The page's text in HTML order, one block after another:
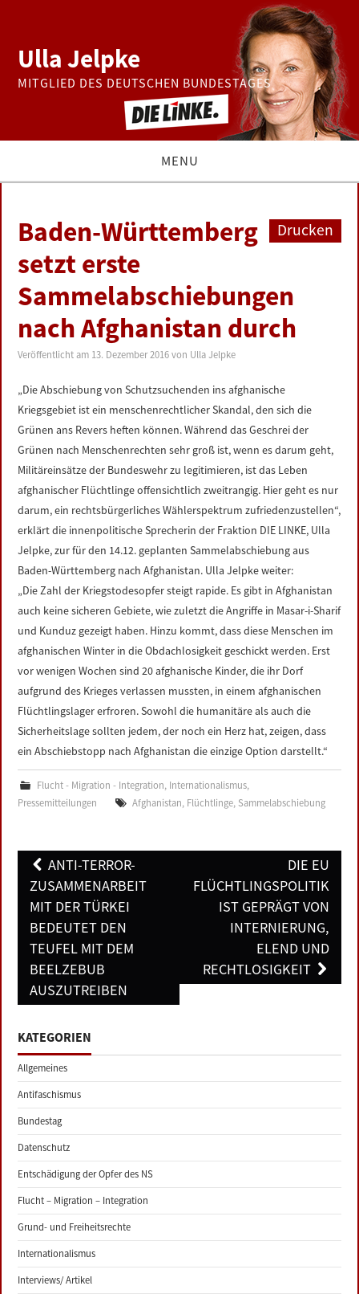
Ulla Jelpke
MITGLIED DES DEUTSCHEN BUNDESTAGES
MENU
BUNDESTAG
PRESSE
ZUR PERSON
DATENSCHUTZERKLÄRUNG
Drucken
Baden-Württemberg
setzt erste
Sammelabschiebungen
nach Afghanistan durch
Veröffentlicht am 13. Dezember 2016 von Ulla Jelpke
„Die Abschiebung von Schutzsuchenden ins afghanische
Kriegsgebiet ist ein menschenrechtlicher Skandal, den sich die
Grünen ans Revers heften können. Während das Geschrei der
Grünen nach Menschenrechten sehr groß ist, wenn es darum geht,
Militäreinsätze der Bundeswehr zu legitimieren, ist das Leben
afghanischer Flüchtlinge offensichtlich zweitrangig. Hier geht es nur
darum, ein rechtsbürgerliches Wählerspektrum zufriedenzustellen“,
erklärt die innenpolitische Sprecherin der Fraktion DIE LINKE, Ulla
Jelpke, zur für den 14.12. geplanten Sammelabschiebung aus
Baden-Württemberg nach Afghanistan. Ulla Jelpke weiter:
„Die Zahl der Kriegstodesopfer steigt rapide. Es gibt in Afghanistan
auch keine sicheren Gebiete, wie zuletzt die Angriffe in Masar-i-Sharif
und Kunduz gezeigt haben. Hinzu kommt, dass diese Menschen im
afghanischen Winter in die Obdachlosigkeit geschickt werden. Erst
vor wenigen Wochen sind 20 afghanische Kinder, die ihr Dorf
aufgrund des Krieges verlassen mussten, in einem afghanischen
Flüchtlingslager erfroren. Sowohl die humanitäre als auch die
Sicherheitslage sollten jedem, der noch ein Herz hat, zeigen, dass
ein Abschiebstopp nach Afghanistan die einzige Option darstellt.“
Flucht - Migration - Integration, Internationalismus,
Pressemitteilungen
Afghanistan, Flüchtlinge, Sammelabschiebung
Post
navigation
ANTI-TERROR-
ZUSAMMENARBEIT
MIT DER TÜRKEI
BEDEUTET DEN
TEUFEL MIT DEM
BEELZEBUB
AUSZUTREIBEN
DIE EU
FLÜCHTLINGSPOLITIK
IST GEPRÄGT VON
INTERNIERUNG,
ELEND UND
RECHTLOSIGKEIT
KATEGORIEN
Allgemeines
Antifaschismus
Bundestag
Datenschutz
Entschädigung der Opfer des NS
Flucht – Migration – Integration
Grund- und Freiheitsrechte
Internationalismus
Interviews/ Artikel